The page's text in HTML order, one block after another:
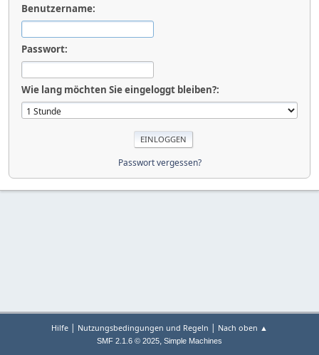
Benutzername:
Passwort:
Wie lang möchten Sie eingeloggt bleiben?:
Passwort vergessen?
Hilfe | Nutzungsbedingungen und Regeln | Nach oben ▲
SMF 2.1.6 © 2025, Simple Machines